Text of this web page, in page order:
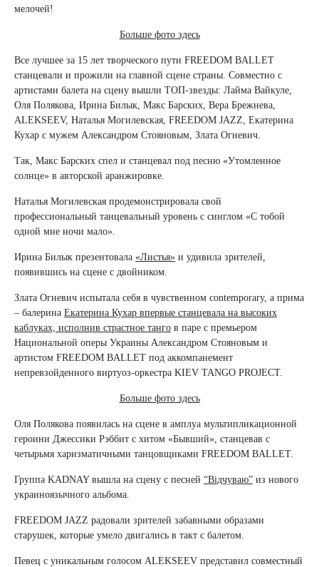
мелочей!
Больше фото здесь
Все лучшее за 15 лет творческого пути FREEDOM BALLET
станцевали и прожили на главной сцене страны. Совместно с
артистами балета на сцену вышли ТОП-звезды: Лайма Вайкуле,
Оля Полякова, Ирина Билык, Макс Барских, Вера Брежнева,
ALEKSEEV, Наталья Могилевская, FREEDOM JAZZ, Екатерина
Кухар с мужем Александром Стояновым, Злата Огневич.
Так, Макс Барских спел и станцевал под песню «Утомленное
солнце» в авторской аранжировке.
Наталья Могилевская продемонстрировала свой
профессиональный танцевальный уровень с синглом «С тобой
одной мне ночи мало».
Ирина Билык презентовала «Листья» и удивила зрителей,
появившись на сцене с двойником.
Злата Огневич испытала себя в чувственном contemporary, а прима
– балерина Екатерина Кухар впервые станцевала на высоких
каблуках, исполнив страстное танго в паре с премьером
Национальной оперы Украины Александром Стояновым и
артистом FREEDOM BALLET под аккомпанемент
непревзойденного виртуоз-оркестра KIEV TANGO PROJECT.
Больше фото здесь
Оля Полякова появилась на сцене в амплуа мультипликационной
героини Джессики Рэббит с хитом «Бывший», станцевав с
четырьмя харизматичными танцовщиками FREEDOM BALLET.
Группa KADNAY вышла на сцену с песней “Вiдчуваю” из нового
украиноязычного альбома.
FREEDOM JAZZ радовали зрителей забавными образами
старушек, которые умело двигались в такт с балетом.
Певец с уникальным голосом ALEKSEEV представил совместный